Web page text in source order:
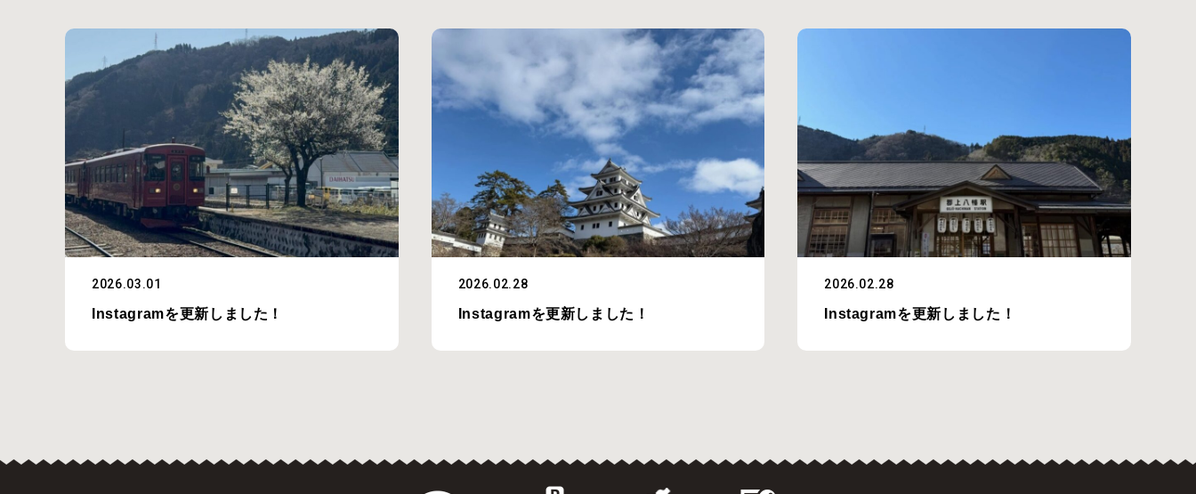
2026.03.01
Instagramを更新しました！
2026.02.28
Instagramを更新しました！
2026.02.28
Instagramを更新しました！